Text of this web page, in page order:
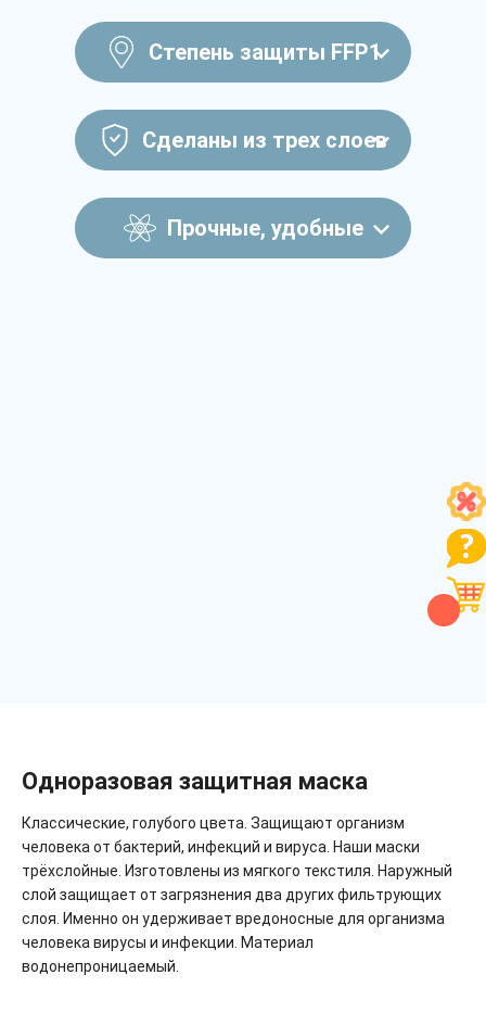
Степень защиты FFP1
Сделаны из трех слоев
Прочные, удобные
Одноразовая защитная маска
Классические, голубого цвета. Защищают организм
человека от бактерий, инфекций и вируса. Наши маски
трёхслойные. Изготовлены из мягкого текстиля. Наружный
слой защищает от загрязнения два других фильтрующих
слоя. Именно он удерживает вредоносные для организма
человека вирусы и инфекции. Материал
водонепроницаемый.